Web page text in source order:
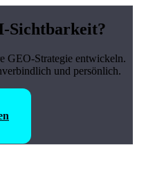
Sichtbarkeit?
GEO-Strategie entwickeln.
und persönlich.